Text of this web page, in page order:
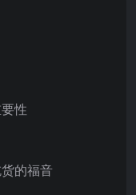
性
的福音